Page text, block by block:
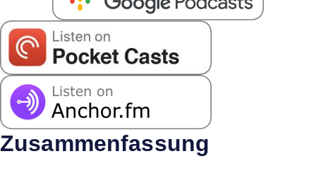
Zusammenfassung